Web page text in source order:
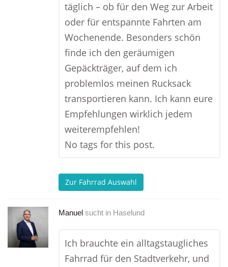
täglich – ob für den Weg zur Arbeit
oder für entspannte Fahrten am
Wochenende. Besonders schön
finde ich den geräumigen
Gepäckträger, auf dem ich
problemlos meinen Rucksack
transportieren kann. Ich kann eure
Empfehlungen wirklich jedem
weiterempfehlen!
No tags for this post.
Zur Fahrrad Auswahl
Manuel sucht in Haselund
Ich brauchte ein alltagstaugliches
Fahrrad für den Stadtverkehr, und